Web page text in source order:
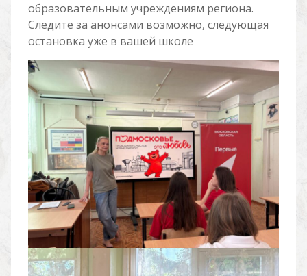
образовательным учреждениям региона.
Следите за анонсами возможно, следующая
остановка уже в вашей школе